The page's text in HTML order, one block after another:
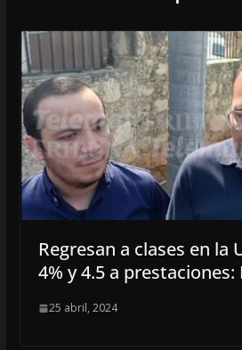
Regresan a clases en la
4% y 4.5 a prestaciones:
25 abril, 2024